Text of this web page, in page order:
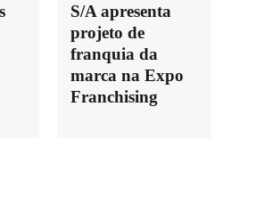
S/A apresenta
projeto de
franquia da
marca na Expo
Franchising